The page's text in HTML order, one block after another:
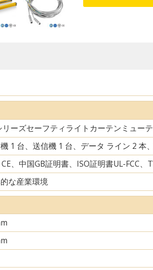
リーズセーフティライトカーテンミュー
1 台、送信機 1 台、データ ライン 2 本
CE、中国GB証明書、ISO証明書UL-FCC、
な産業環境